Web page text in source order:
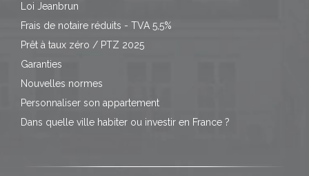
Loi Jeanbrun
Frais de notaire réduits - TVA 5,5%
Prêt à taux zéro / PTZ 2025
Garanties
Nouvelles normes
Personnaliser son appartement
Dans quelle ville habiter ou investir en France ?